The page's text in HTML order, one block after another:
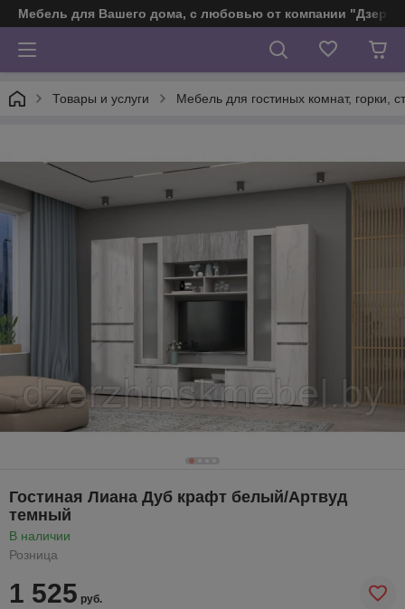
Мебель для Вашего дома, с любовью от компании
Товары и услуги Мебель для гостиных комнат, горки,
Гостиная Лиана Дуб крафт белый/Артвуд
темный
В наличии
Розница
1 525 руб.